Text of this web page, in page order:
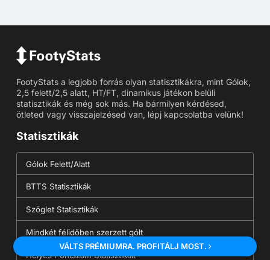
FootyStats a legjobb forrás olyan statisztikákra, mint Gólok,
2,5 felett/2,5 alatt, HT/FT, dinamikus játékon belüli
statisztikák és még sok más. Ha bármilyen kérdésed,
ötleted vagy visszajelzésed van, lépj kapcsolatba velünk!
Statisztikák
Gólok Felett/Alatt
BTTS Statisztikák
Szöglet Statisztikák
Mindkét félidőben szerzett gólt
Helyes Pontszám Statisztikák
VÁLTS PRÉMIUMRA. PROFITÁLJ MOST.